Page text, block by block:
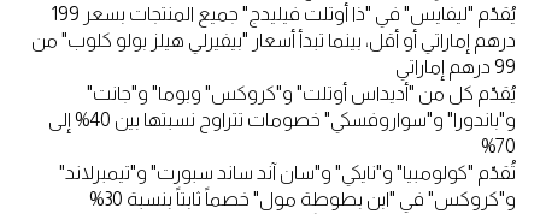
يُقدّم "ليفايس" في "ذا أوتلت فيليدج" جميع المنتجات بسعر 199
درهم إماراتي أو أقل، بينما تبدأ أسعار "بيفيرلي هيلز بولو كلوب" من
99 درهم إماراتي
يُقدّم كل من "أديداس أوتلت" و"كروكس" وبوما" و"جانت"
و"باندورا" و"سواروفسكي" خصومات تتراوح نسبتها بين 40% إلى
70%
تُقدّم "كولومبيا" و"نايكي" و"سان آند ساند سبورت" و"تيمبرلاند"
و"كروكس" في "ابن بطوطة مول" خصماً ثابتاً بنسبة 30%